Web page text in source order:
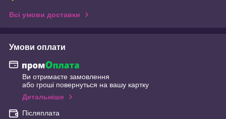
Всі умови доставки
Умови оплати
Ви отримаєте замовлення
або гроші повернуться на вашу картку
Детальніше
Післяплата